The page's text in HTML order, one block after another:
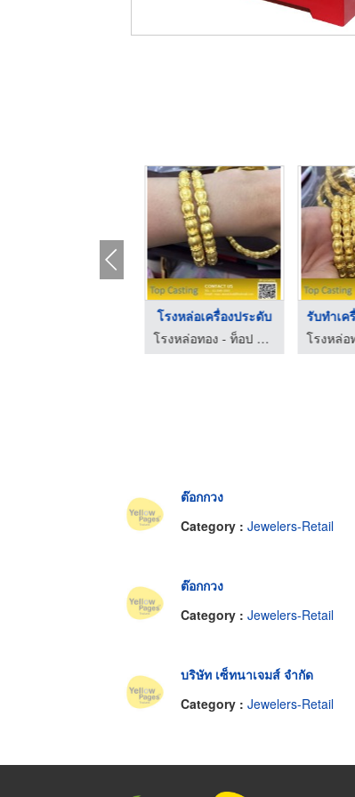
โรงหล่อเครื่องประดับ
โรงหล่อทอง - ท็อป คาสติ้ง (โรงหล่อสุนทร ท่าพระ)
ต๊อกกวง
Category : Jewelers-Retail
ต๊อกกวง
Category : Jewelers-Retail
บริษัท เซ็ทนาเจมส์ จำกัด
Category : Jewelers-Retail